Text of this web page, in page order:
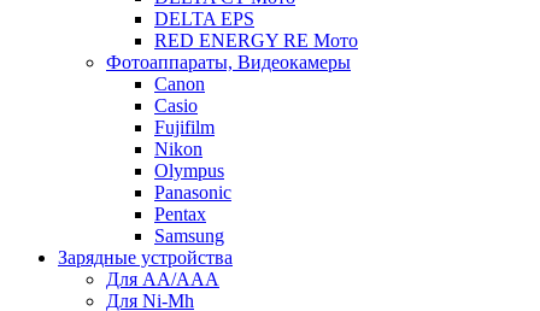
DELTA EPS
RED ENERGY RE Мото
Фотоаппараты, Видеокамеры
Canon
Casio
Fujifilm
Nikon
Olympus
Panasonic
Pentax
Samsung
Зарядные устройства
Для AA/AAA
Для Ni-Mh